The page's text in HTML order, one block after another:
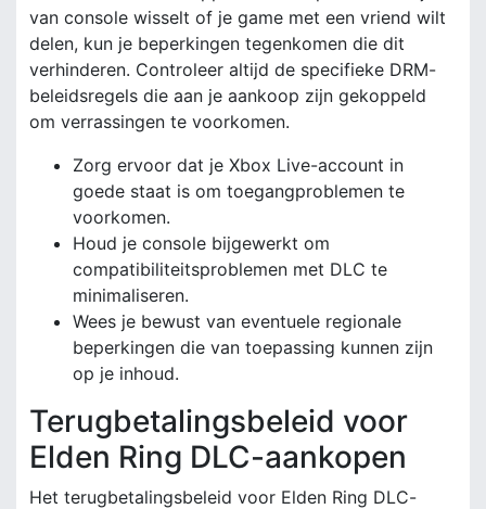
van console wisselt of je game met een vriend wilt
delen, kun je beperkingen tegenkomen die dit
verhinderen. Controleer altijd de specifieke DRM-
beleidsregels die aan je aankoop zijn gekoppeld
om verrassingen te voorkomen.
Zorg ervoor dat je Xbox Live-account in
goede staat is om toegangproblemen te
voorkomen.
Houd je console bijgewerkt om
compatibiliteitsproblemen met DLC te
minimaliseren.
Wees je bewust van eventuele regionale
beperkingen die van toepassing kunnen zijn
op je inhoud.
Terugbetalingsbeleid voor
Elden Ring DLC-aankopen
Het terugbetalingsbeleid voor Elden Ring DLC-